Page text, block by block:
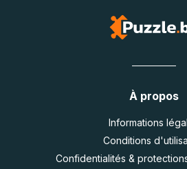
À propos
Informations
Conditions
Confidentialités &